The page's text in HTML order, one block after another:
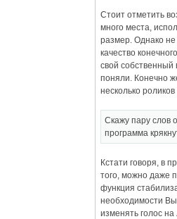
Стоит отметить
много места,
размер. Однако не
качество
свой собственный
поняли. Конечно
несколько
Скажу пару слов
программа
Кстати говоря, в
того, можно даже
функция
необходимости
изменять голос